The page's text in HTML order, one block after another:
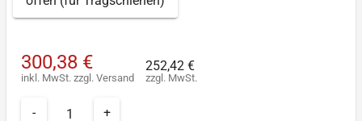
300,38 €
inkl. MwSt. zzgl. Versand
252,42 €
zzgl. MwSt.
- +